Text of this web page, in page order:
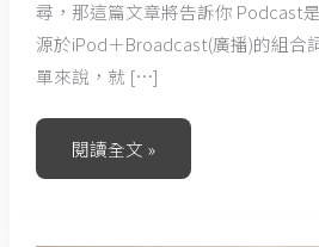
尋，那這篇文章將告訴你 Podcast
源於iPod＋Broadcast(廣播)的組合
單來說，就 […]
閱讀全文 »